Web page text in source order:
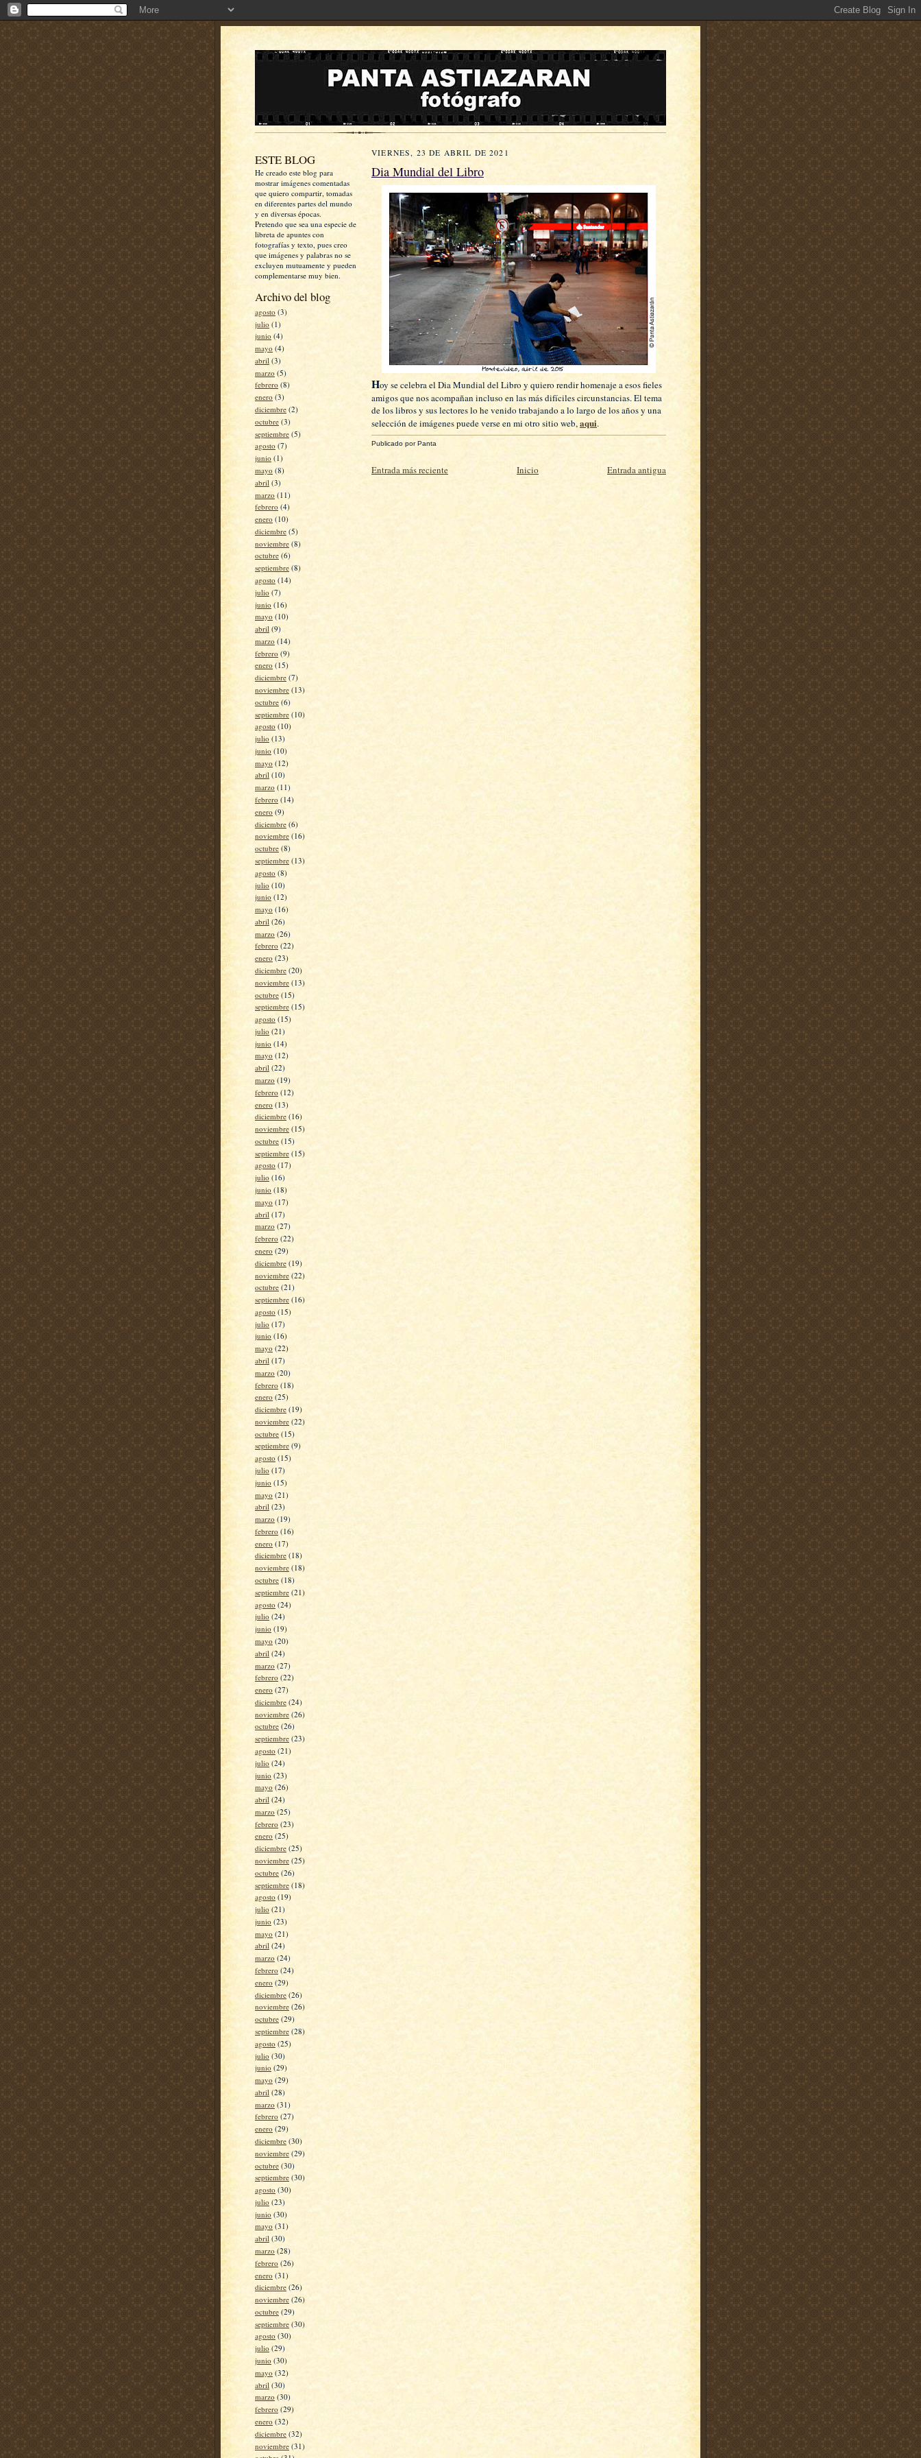
ESTE BLOG
He creado este blog para
mostrar imágenes comentadas
que quiero compartir, tomadas
en diferentes partes del mundo
y en diversas épocas.
Pretendo que sea una especie de
libreta de apuntes con
fotografías y texto, pues creo
que imágenes y palabras no se
excluyen mutuamente y pueden
complementarse muy bien.
Archivo del blog
agosto (3)
julio (1)
junio (4)
mayo (4)
abril (3)
marzo (5)
febrero (8)
enero (3)
diciembre (2)
octubre (3)
septiembre (5)
agosto (7)
junio (1)
mayo (8)
abril (3)
marzo (11)
febrero (4)
enero (10)
diciembre (5)
noviembre (8)
octubre (6)
septiembre (8)
agosto (14)
julio (7)
junio (16)
mayo (10)
abril (9)
marzo (14)
febrero (9)
enero (15)
diciembre (7)
noviembre (13)
octubre (6)
septiembre (10)
agosto (10)
julio (13)
junio (10)
mayo (12)
abril (10)
marzo (11)
febrero (14)
enero (9)
diciembre (6)
noviembre (16)
octubre (8)
septiembre (13)
agosto (8)
julio (10)
junio (12)
mayo (16)
abril (26)
marzo (26)
febrero (22)
enero (23)
diciembre (20)
noviembre (13)
octubre (15)
septiembre (15)
agosto (15)
julio (21)
junio (14)
mayo (12)
abril (22)
marzo (19)
febrero (12)
enero (13)
diciembre (16)
noviembre (15)
octubre (15)
septiembre (15)
agosto (17)
julio (16)
junio (18)
mayo (17)
abril (17)
marzo (27)
febrero (22)
enero (29)
diciembre (19)
noviembre (22)
octubre (21)
septiembre (16)
agosto (15)
julio (17)
junio (16)
mayo (22)
abril (17)
marzo (20)
febrero (18)
enero (25)
diciembre (19)
noviembre (22)
octubre (15)
septiembre (9)
agosto (15)
julio (17)
junio (15)
mayo (21)
abril (23)
marzo (19)
febrero (16)
enero (17)
diciembre (18)
noviembre (18)
octubre (18)
septiembre (21)
agosto (24)
julio (24)
junio (19)
mayo (20)
abril (24)
marzo (27)
febrero (22)
enero (27)
diciembre (24)
noviembre (26)
octubre (26)
septiembre (23)
agosto (21)
julio (24)
junio (23)
mayo (26)
abril (24)
marzo (25)
febrero (23)
enero (25)
diciembre (25)
noviembre (25)
octubre (26)
septiembre (18)
agosto (19)
julio (21)
junio (23)
mayo (21)
abril (24)
marzo (24)
febrero (24)
enero (29)
diciembre (26)
noviembre (26)
octubre (29)
septiembre (28)
agosto (25)
julio (30)
junio (29)
mayo (29)
abril (28)
marzo (31)
febrero (27)
enero (29)
diciembre (30)
noviembre (29)
octubre (30)
septiembre (30)
agosto (30)
julio (23)
junio (30)
mayo (31)
abril (30)
marzo (28)
febrero (26)
enero (31)
diciembre (26)
noviembre (26)
octubre (29)
septiembre (30)
agosto (30)
julio (29)
junio (30)
mayo (32)
abril (30)
marzo (30)
febrero (29)
enero (32)
diciembre (32)
noviembre (31)
VIERNES, 23 DE ABRIL DE 2021
Dia Mundial del Libro
Hoy se celebra el Dia Mundial del Libro y quiero rendir homenaje a esos fieles
amigos que nos acompañan incluso en las más difíciles circunstancias. El tema
de los libros y sus lectores lo he venido trabajando a lo largo de los años y una
selección de imágenes puede verse en mi otro sitio web,aqui.
Publicado porPanta
Entrada más reciente Entrada antigua
Inicio